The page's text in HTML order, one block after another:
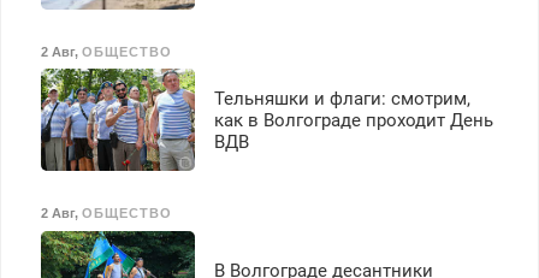
2 Авг, ОБЩЕСТВО
Тельняшки и флаги: смотрим,
как в Волгограде проходит День
ВДВ
2 Авг, ОБЩЕСТВО
В Волгограде десантники